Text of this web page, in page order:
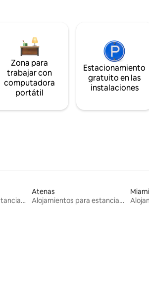
Zona para
trabajar con
computadora
portátil
Estacionamiento
gratuito en las
instalaciones
Alojamientos para estancias largas
Atenas
Alojamientos para estancias largas
Miami